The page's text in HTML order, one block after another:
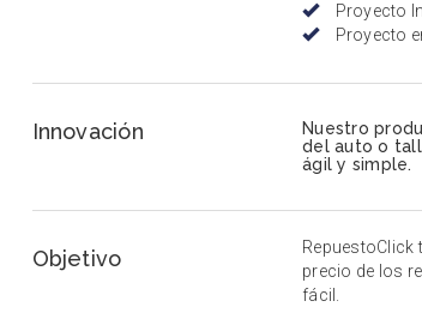
Proyecto
Proyecto
Innovación
Nuestro
del auto o
ágil y simple.
Objetivo
precio de los
fácil.